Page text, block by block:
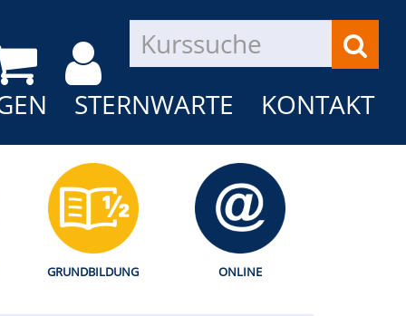
STERNWARTE KONTAKT
GRUNDBILDUNG ONLINE